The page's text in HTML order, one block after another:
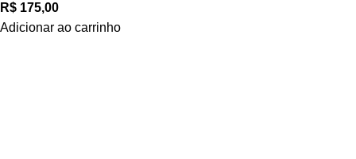
R$ 175,00
Adicionar ao carrinho